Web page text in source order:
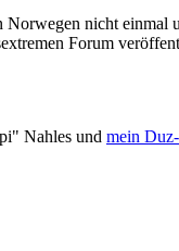
nicht einmal
Forum
Nahles und mein